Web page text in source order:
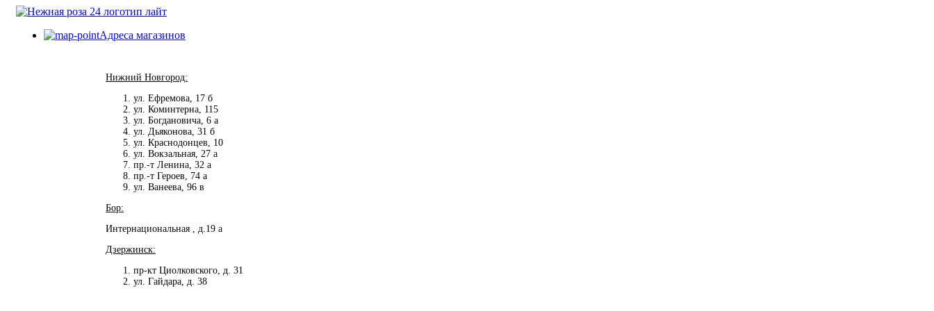
Адреса магазинов
Нижний Новгород:
ул. Ефремова, 17 б
ул. Коминтерна, 115
ул. Богдановича, 6 а
ул. Дьяконова, 31 б
ул. Краснодонцев, 10
ул. Вокзальная, 27 а
пр.-т Ленина, 32 а
пр.-т Героев, 74 а
ул. Ванеева, 96 в
Бор:
Интернациональная , д.19 а
Дзержинск:
пр-кт Циолковского, д. 31
ул. Гайдара, д. 38